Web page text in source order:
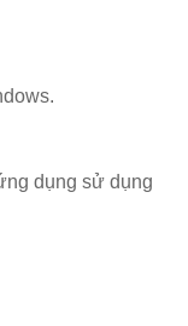
dụng sử dụng